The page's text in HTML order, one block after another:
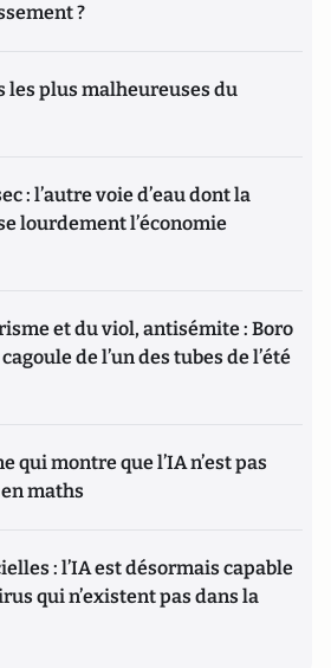
?
les plus malheureuses du
: l’autre voie d’eau dont la
lourdement l’économie
et du viol, antisémite : Boro
de l’un des tubes de l’été
qui montre que l’IA n’est pas
maths
: l’IA est désormais capable
qui n’existent pas dans la